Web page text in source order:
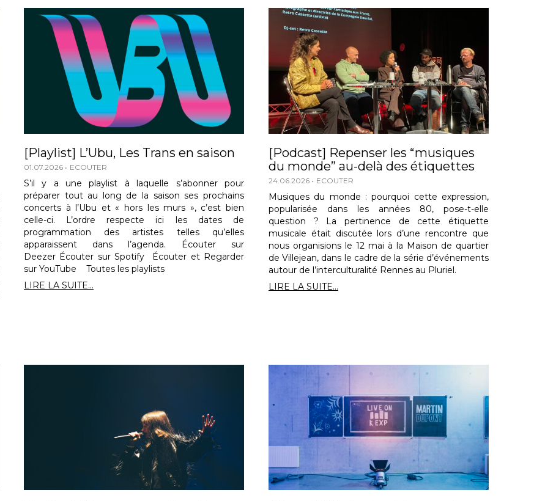
[Playlist] L’Ubu, Les Trans en saison
01.07.2026 ECOUTER
S’il y a une playlist à laquelle s’abonner pour
préparer tout au long de la saison ses prochains
concerts à l’Ubu et « hors les murs », c’est bien
celle-ci. L’ordre respecte ici les dates de
programmation des artistes telles qu’elles
apparaissent dans l’agenda. Écouter sur
Deezer Écouter sur Spotify Écouter et Regarder
sur YouTube Toutes les playlists
LIRE LA SUITE...
[Podcast] Repenser les “musiques
du monde” au-delà des étiquettes
24.06.2026 ECOUTER
Musiques du monde : pourquoi cette expression,
popularisée dans les années 80, pose-t-elle
question ? La pertinence de cette étiquette
musicale était discutée lors d’une rencontre que
nous organisions le 12 mai à la Maison de quartier
de Villejean, dans le cadre de la série d’événements
autour de l’interculturalité Rennes au Pluriel.
LIRE LA SUITE...